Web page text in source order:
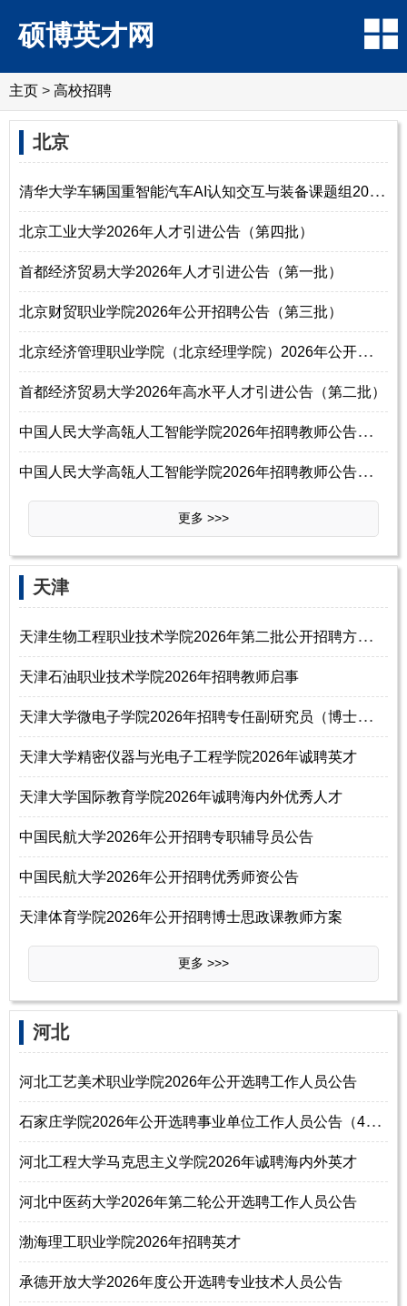
硕博英才网
主页 > 高校招聘
北京
清
华大学车辆国重智能汽车AI认知交互与装备课题组2026年诚聘英才
北京工业大学2026年人才引进公告（第四批）
首都经济贸易大学2026年人才引进公告（第一批）
北京财贸职业学院2026年公开招聘公告（第三批）
北
京经济管理职业学院（北京经理学院）2026年公开招聘公告（第二批）
首都经济贸易大学2026年高水平人才引进公告（第二批）
中
国人民大学高瓴人工智能学院2026年招聘教师公告（二）
中
国人民大学高瓴人工智能学院2026年招聘教师公告（一）
更多 >>>
天津
天
津生物工程职业技术学院2026年第二批公开招聘方案（博士岗位）
天津石油职业技术学院2026年招聘教师启事
天
津大学微电子学院2026年招聘专任副研究员（博士研究生）
天津大学精密仪器与光电子工程学院2026年诚聘英才
天津大学国际教育学院2026年诚聘海内外优秀人才
中国民航大学2026年公开招聘专职辅导员公告
中国民航大学2026年公开招聘优秀师资公告
天津体育学院2026年公开招聘博士思政课教师方案
更多 >>>
河北
河北工艺美术职业学院2026年公开选聘工作人员公告
石
家庄学院2026年公开选聘事业单位工作人员公告（42名）
河北工程大学马克思主义学院2026年诚聘海内外英才
河北中医药大学2026年第二轮公开选聘工作人员公告
渤海理工职业学院2026年招聘英才
承德开放大学2026年度公开选聘专业技术人员公告